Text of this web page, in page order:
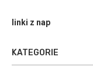
linki z nap
KATEGORIE